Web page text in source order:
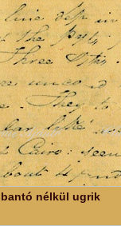
Ajánló
nélkül ugrik